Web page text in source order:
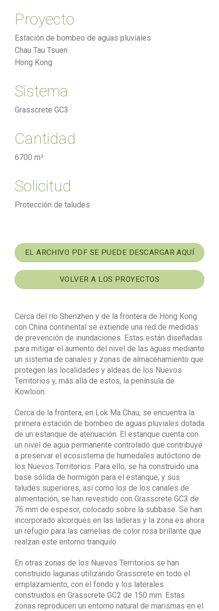
Proyecto
Estación de bombeo de aguas pluviales
Chau Tau Tsuen
Hong Kong
Sistema
Grasscrete GC3
Cantidad
6700 m²
Solicitud
Protección de taludes
EL ARCHIVO PDF SE PUEDE DESCARGAR AQUÍ
VOLVER A LOS PROYECTOS
Cerca del río Shenzhen y de la frontera de Hong Kong
con China continental se extiende una red de medidas
de prevención de inundaciones. Estas están diseñadas
para mitigar el aumento del nivel de las aguas mediante
un sistema de canales y zonas de almacenamiento que
protegen las localidades y aldeas de los Nuevos
Territorios y, más allá de estos, la península de
Kowloon.
Cerca de la frontera, en Lok Ma Chau, se encuentra la
primera estación de bombeo de aguas pluviales dotada
de un estanque de atenuación. El estanque cuenta con
un nivel de agua permanente controlado que contribuye
a preservar el ecosistema de humedales autóctono de
los Nuevos Territorios. Para ello, se ha construido una
base sólida de hormigón para el estanque, y sus
taludes superiores, así como los de los canales de
alimentación, se han revestido con Grasscrete GC3 de
76 mm de espesor, colocado sobre la subbase. Se han
incorporado alcorques en las laderas y la zona es ahora
un refugio para las camelias de color rosa brillante que
realzan este entorno tranquilo.
En otras zonas de los Nuevos Territorios se han
construido lagunas utilizando Grasscrete en todo el
emplazamiento, con el fondo y los laterales
construidos en Grasscrete GC2 de 150 mm. Estas
zonas reproducen un entorno natural de marismas en el